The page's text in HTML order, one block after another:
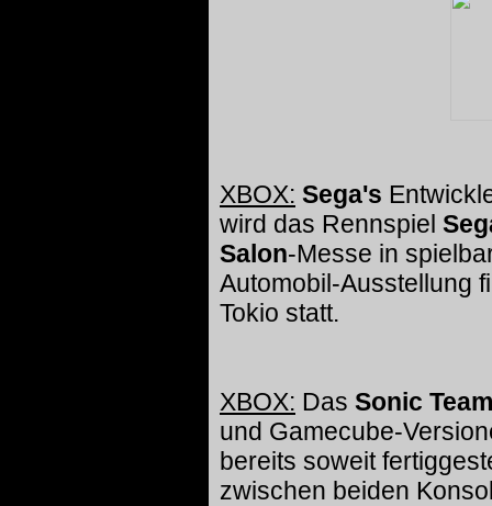
XBOX: Sega's
wird das Rennspiel
Salon-Messe in
Automobil-Ausstellung
Tokio statt.
XBOX: Das Sonic Team
und Gamecube-
bereits soweit
zwischen beiden